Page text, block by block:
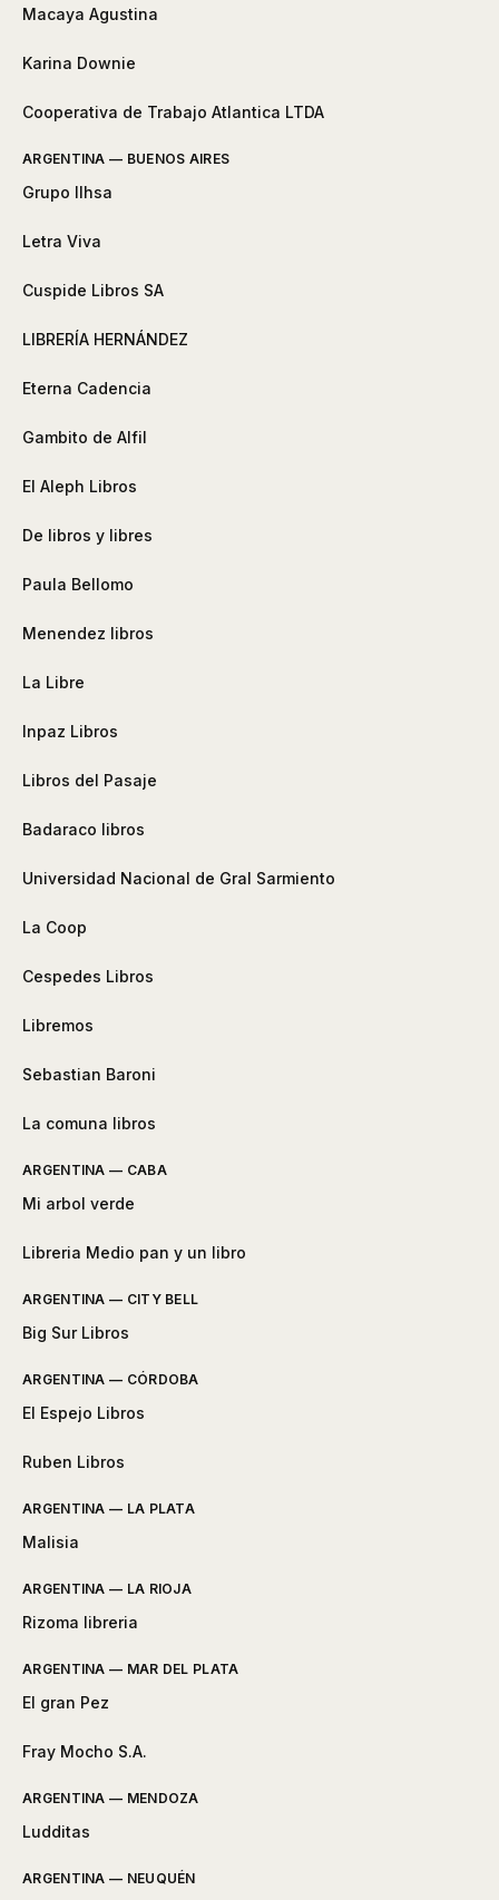
Macaya Agustina
Karina Downie
Cooperativa de Trabajo Atlantica LTDA
ARGENTINA — BUENOS AIRES
Grupo Ilhsa
Letra Viva
Cuspide Libros SA
LIBRERÍA HERNÁNDEZ
Eterna Cadencia
Gambito de Alfil
El Aleph Libros
De libros y libres
Paula Bellomo
Menendez libros
La Libre
Inpaz Libros
Libros del Pasaje
Badaraco libros
Universidad Nacional de Gral Sarmiento
La Coop
Cespedes Libros
Libremos
Sebastian Baroni
La comuna libros
ARGENTINA — CABA
Mi arbol verde
Libreria Medio pan y un libro
ARGENTINA — CITY BELL
Big Sur Libros
ARGENTINA — CÓRDOBA
El Espejo Libros
Ruben Libros
ARGENTINA — LA PLATA
Malisia
ARGENTINA — LA RIOJA
Rizoma libreria
ARGENTINA — MAR DEL PLATA
El gran Pez
Fray Mocho S.A.
ARGENTINA — MENDOZA
Ludditas
ARGENTINA — NEUQUÉN